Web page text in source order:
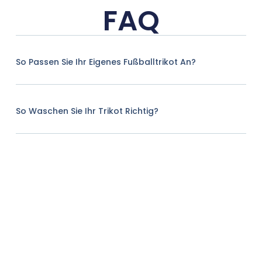
FAQ
So Passen Sie Ihr Eigenes Fußballtrikot An?
So Waschen Sie Ihr Trikot Richtig?